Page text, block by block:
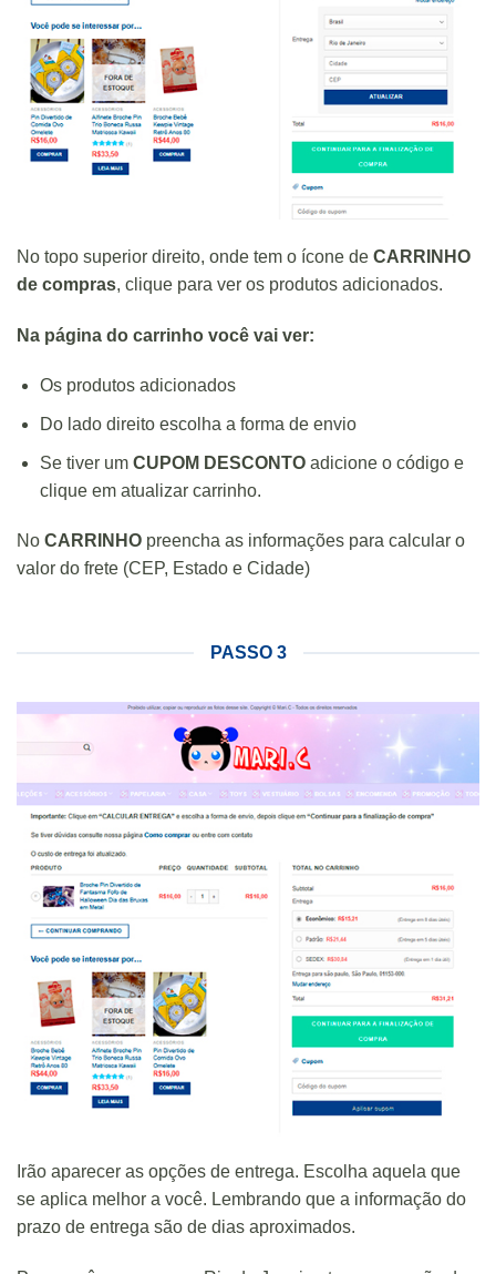
No topo superior direito, onde tem o ícone de CARRINHO
de compras, clique para ver os produtos adicionados.
Na página do carrinho você vai ver:
Os produtos adicionados
Do lado direito escolha a forma de envio
Se tiver um CUPOM DESCONTOadicione o código e
clique em atualizar carrinho.
No CARRINHO preencha as informações para calcular o
valor do frete (CEP, Estado e Cidade)
PASSO 3
Irão aparecer as opções de entrega. Escolha aquela que
se aplica melhor a você. Lembrando que a informação do
prazo de entrega são de dias aproximados.